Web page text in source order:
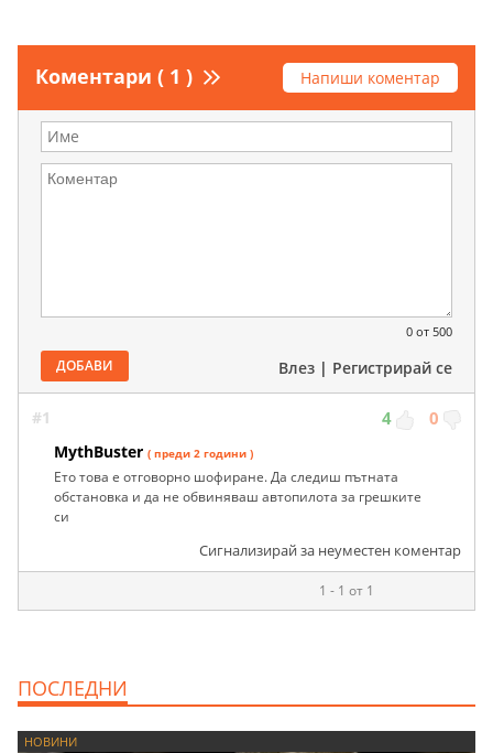
Коментари ( 1 ) Напиши коментар
0 от 500
ДОБАВИ Влез | Регистрирай се
#1 4 0
MythBuster ( преди 2 години )
Ето това е отговорно шофиране. Да следиш пътната
обстановка и да не обвиняваш автопилота за грешките
си
Сигнализирай за неуместен коментар
1 - 1 от 1
ПОСЛЕДНИ
НОВИНИ